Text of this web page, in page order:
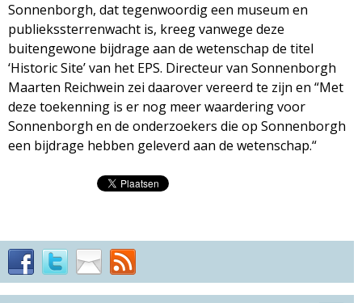
Sonnenborgh, dat tegenwoordig een museum en
publiekssterrenwacht is, kreeg vanwege deze
buitengewone bijdrage aan de wetenschap de titel
‘Historic Site’ van het EPS. Directeur van Sonnenborgh
Maarten Reichwein zei daarover vereerd te zijn en “Met
deze toekenning is er nog meer waardering voor
Sonnenborgh en de onderzoekers die op Sonnenborgh
een bijdrage hebben geleverd aan de wetenschap.“